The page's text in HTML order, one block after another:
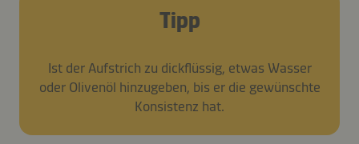
Tipp
Ist der Aufstrich zu dickflüssig, etwas Wasser
oder Olivenöl hinzugeben, bis er die gewünschte
Konsistenz hat.